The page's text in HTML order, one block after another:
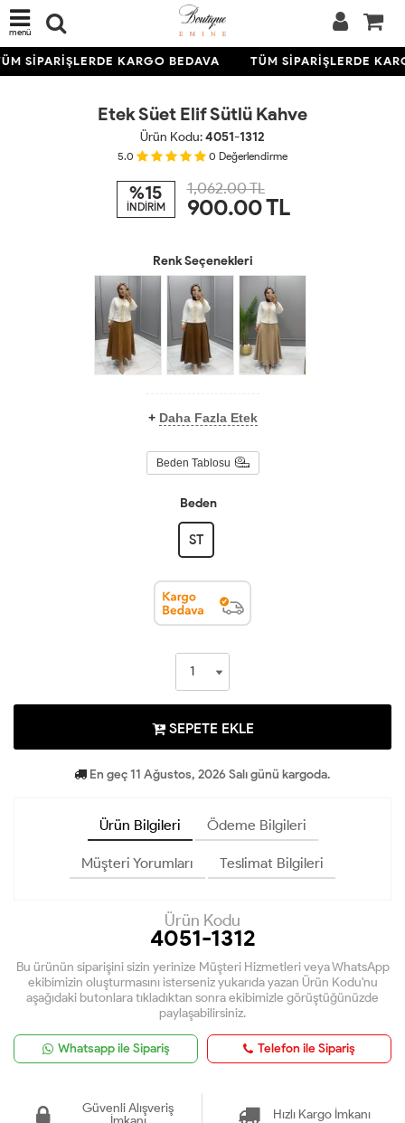
menü
SİPARİŞLERDE KARGO BEDAVA TÜM SİPARİŞLERDE
Etek Süet Elif Sütlü Kahve
Ürün Kodu:4051-1312
5.0 0 Değerlendirme
%15
İNDİRİM
1,062.00 TL
900.00TL
Renk Seçenekleri
+ Daha Fazla Etek
Beden Tablosu
Beden
ST
SEPETE EKLE
En geç 11 Ağustos, 2026 Salı günü kargoda.
Ürün Bilgileri Ödeme Bilgileri
Müşteri Yorumları Teslimat Bilgileri
Ürün Kodu
4051-1312
Bu ürünün siparişini sizin yerinize Müşteri Hizmetleri veya WhatsApp
ekibimizin oluşturmasını isterseniz yukarıda yazan Ürün Kodu'nu
aşağıdaki butonlara tıkladıktan sonra ekibimizle görüştüğünüzde
paylaşabilirsiniz.
Whatsapp ile Sipariş Telefon ile Sipariş
Güvenli Alışveriş
Hızlı Kargo İmkanı